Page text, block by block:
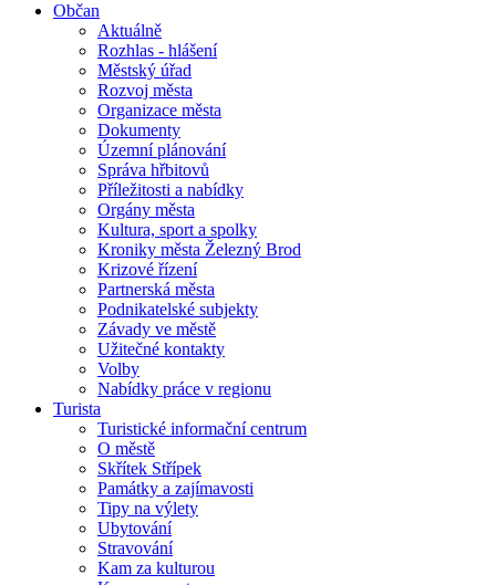
Občan
Aktuálně
Rozhlas - hlášení
Městský úřad
Rozvoj města
Organizace města
Dokumenty
Územní plánování
Správa hřbitovů
Příležitosti a nabídky
Orgány města
Kultura, sport a spolky
Kroniky města Železný Brod
Krizové řízení
Partnerská města
Podnikatelské subjekty
Závady ve městě
Užitečné kontakty
Volby
Nabídky práce v regionu
Turista
Turistické informační centrum
O městě
Skřítek Střípek
Památky a zajímavosti
Tipy na výlety
Ubytování
Stravování
Kam za kulturou